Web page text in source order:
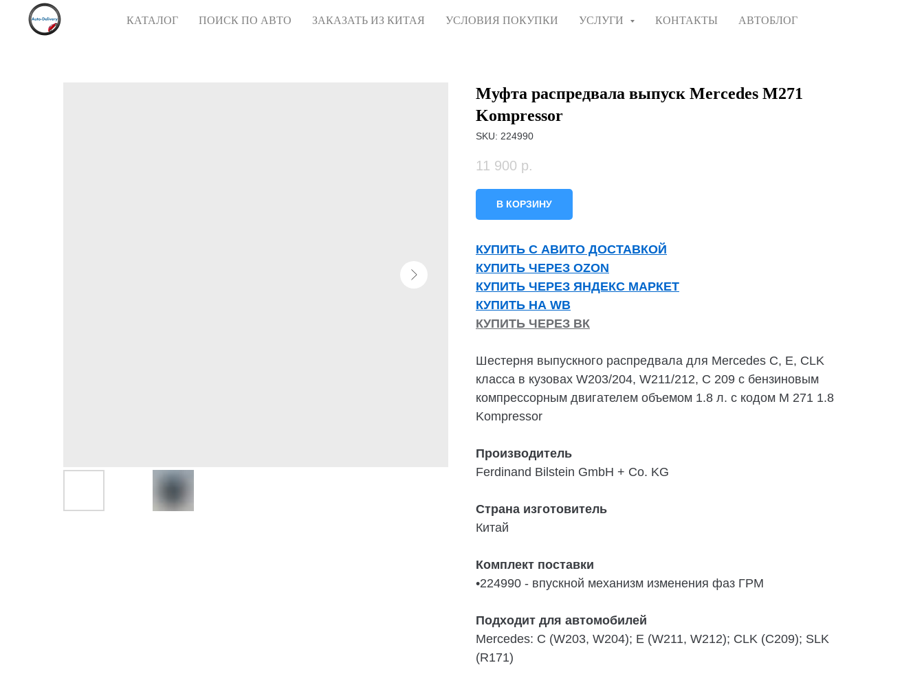
КАТАЛОГ ПОИСК ПО АВТО ЗАКАЗАТЬ ИЗ КИТАЯ УСЛОВИЯ ПОКУПКИ УСЛУГИ КОНТАКТЫ АВТОБЛОГ
Муфта распредвала выпуск Mercedes M271
Kompressor
SKU: 224990
11 900 р.
В КОРЗИНУ
КУПИТЬ С АВИТО ДОСТАВКОЙ
КУПИТЬ ЧЕРЕЗ OZON
КУПИТЬ ЧЕРЕЗ ЯНДЕКС МАРКЕТ
КУПИТЬ НА WB
КУПИТЬ ЧЕРЕЗ ВК
Шестерня выпускного распредвала для Mercedes C, E, CLK
класса в кузовах W203/204, W211/212, С 209 с бензиновым
компрессорным двигателем объемом 1.8 л. с кодом M 271 1.8
Kompressor
Производитель
Ferdinand Bilstein GmbH + Co. KG
Страна изготовитель
Китай
Комплект поставки
•224990 - впускной механизм изменения фаз ГРМ
Подходит для автомобилей
Mercedes: C (W203, W204); E (W211, W212); CLK (C209); SLK
(R171)